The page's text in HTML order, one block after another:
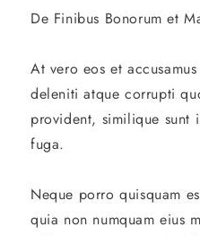
De Finibus Bonorum et
At vero eos et
deleniti atque corrupti
provident, similique
fuga.
Neque porro quisquam
quia non numquam eius